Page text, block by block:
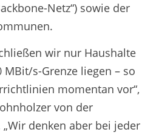
Netz“) sowie der
wir nur Haushalte
s-Grenze liegen – so
momentan vor“,
von der
denken aber bei jeder